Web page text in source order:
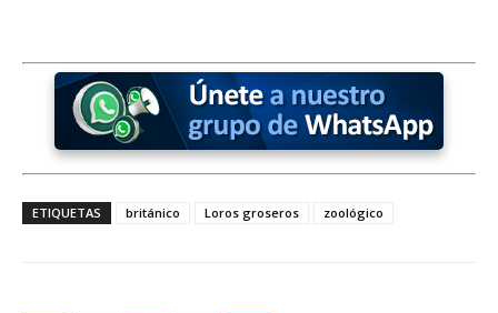
ETIQUETAS británico Loros groseros zoológico